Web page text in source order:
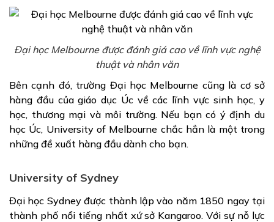
Đại học Melbourne được đánh giá cao về lĩnh vực nghệ
thuật và nhân văn
Bên cạnh đó, trường Đại học Melbourne cũng là cơ sở
hàng đầu của giáo dục Úc về các lĩnh vực sinh học, y
học, thương mại và môi trường. Nếu bạn có ý định du
học Úc, University of Melbourne chắc hẳn là một trong
những đề xuất hàng đầu dành cho bạn.
University of Sydney
Đại học Sydney được thành lập vào năm 1850 ngay tại
thành phố nổi tiếng nhất xứ sở Kangaroo. Với sự nỗ lực